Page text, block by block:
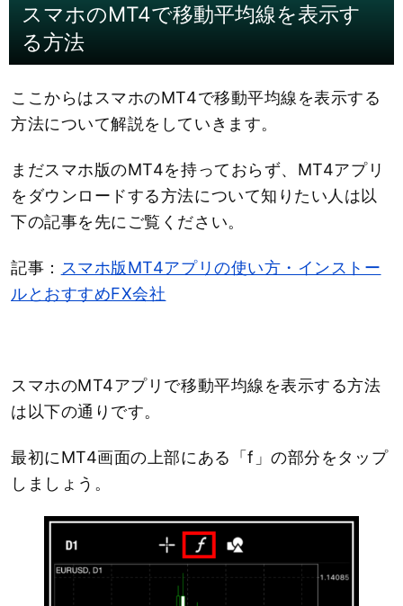
スマホのMT4で移動平均線を表示す
る方法
ここからはスマホのMT4で移動平均線を表示する
方法について解説をしていきます。
まだスマホ版のMT4を持っておらず、MT4アプリ
をダウンロードする方法について知りたい人は以
下の記事を先にご覧ください。
記事： スマホ版MT4アプリの使い方・インストー
ルとおすすめFX会社
スマホのMT4アプリで移動平均線を表示する方法
は以下の通りです。
最初にMT4画面の上部にある「f」の部分をタップ
しましょう。